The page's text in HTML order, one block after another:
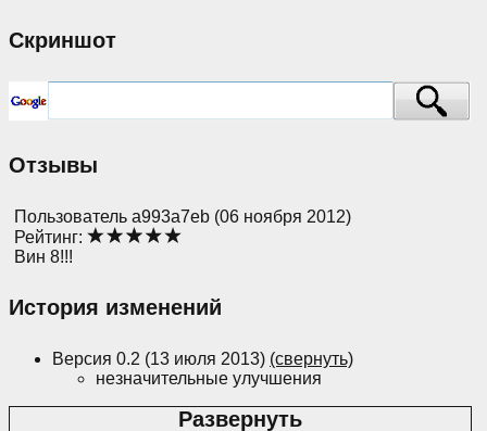
Скриншот
Отзывы
Пользователь a993a7eb (06 ноября 2012)
Рейтинг:
Вин 8!!!
История изменений
Версия 0.2 (13 июля 2013) (свернуть)
незначительные улучшения
Развернуть